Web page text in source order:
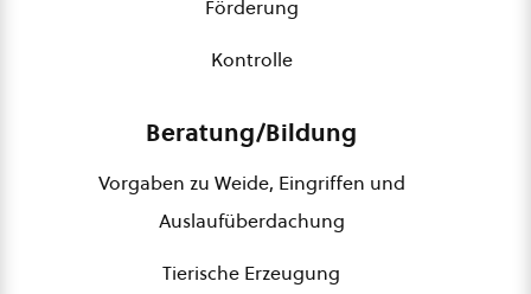
Förderung
Kontrolle
Beratung/Bildung
Vorgaben zu Weide, Eingriffen und
Auslaufüberdachung
Tierische Erzeugung